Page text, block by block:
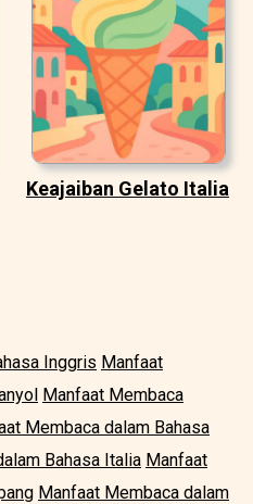
Keajaiban Gelato Italia
Inggris Manfaat
Manfaat Membaca
Membaca dalam Bahasa
Bahasa Italia Manfaat
Manfaat Membaca dalam